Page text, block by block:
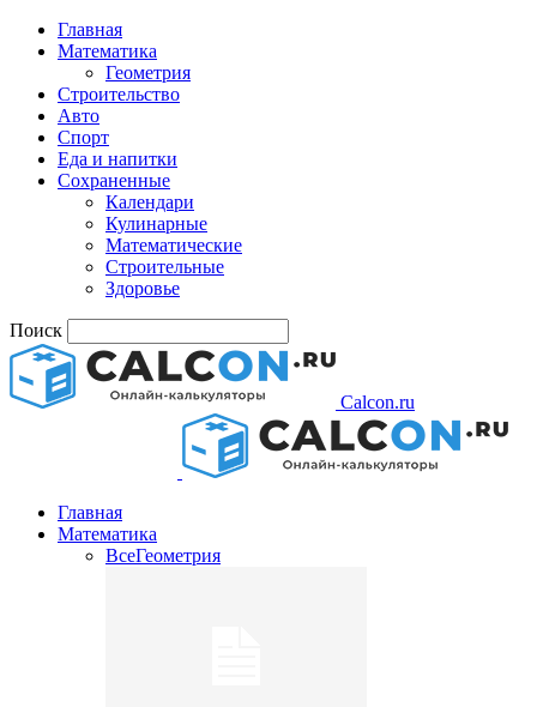
Главная
Математика
Геометрия
Строительство
Авто
Спорт
Еда и напитки
Сохраненные
Календари
Кулинарные
Математические
Строительные
Здоровье
Поиск
Calcon.ru
Главная
Математика
ВсеГеометрия